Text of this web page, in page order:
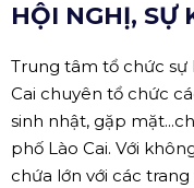
HỘI NGHỊ, SỰ
Trung tâm tổ chức sự
Cai chuyên tổ chức
sinh nhật, gặp
phố Lào Cai. Với
chứa lớn với các